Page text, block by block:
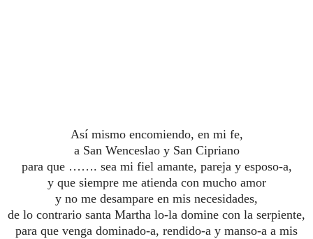
Así mismo encomiendo, en mi fe,
a San Wenceslao y San Cipriano
para que ……. sea mi fiel amante, pareja y esposo-a,
y que siempre me atienda con mucho amor
y no me desampare en mis necesidades,
de lo contrario santa Martha lo-la domine con la serpiente,
para que venga dominado-a, rendido-a y manso-a a mis